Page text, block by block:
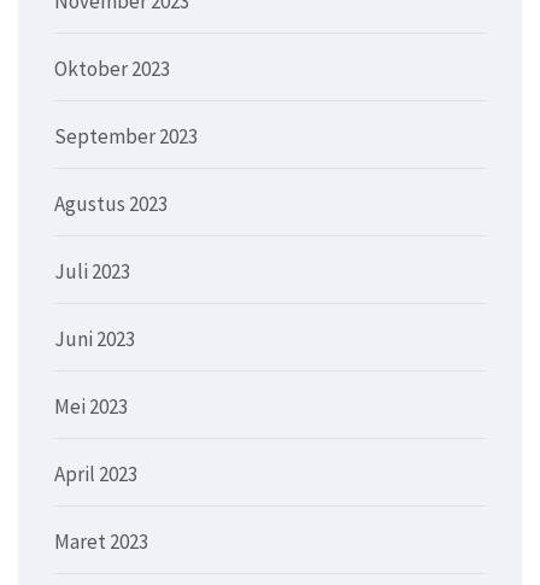
Oktober 2023
September 2023
Agustus 2023
Juli 2023
Juni 2023
Mei 2023
April 2023
Maret 2023